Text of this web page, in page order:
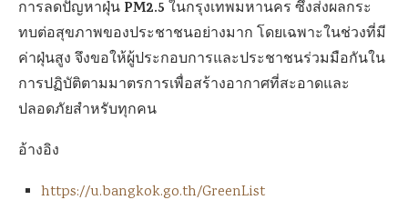
การลดปัญหาฝุ่น PM2.5 ในกรุงเทพมหานคร ซึ่งส่งผลกระ
ทบต่อสุขภาพของประชาชนอย่างมาก โดยเฉพาะในช่วงที่มี
ค่าฝุ่นสูง จึงขอให้ผู้ประกอบการและประชาชนร่วมมือกันใน
การปฏิบัติตามมาตรการเพื่อสร้างอากาศที่สะอาดและ
ปลอดภัยสำหรับทุกคน
อ้างอิง
https://u.bangkok.go.th/GreenList